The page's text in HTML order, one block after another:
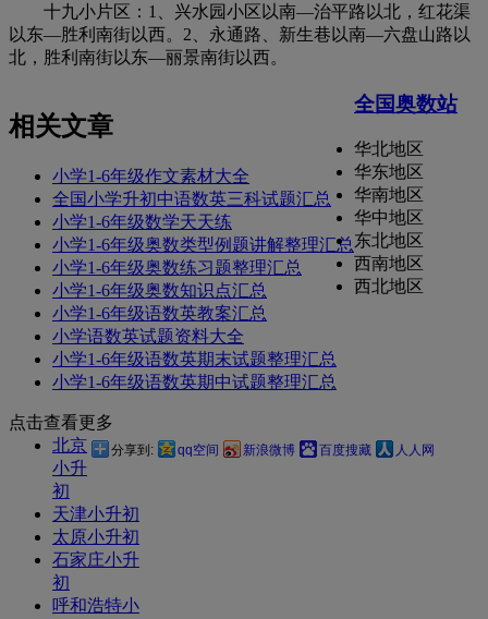
十九小片区：1、兴水园小区以南—治平路以北，红花渠
以东—胜利南街以西。2、永通路、新生巷以南—六盘山路以
北，胜利南街以东—丽景南街以西。
相关文章
小学1-6年级作文素材大全
全国小学升初中语数英三科试题汇总
小学1-6年级数学天天练
小学1-6年级奥数类型例题讲解整理汇总
小学1-6年级奥数练习题整理汇总
小学1-6年级奥数知识点汇总
小学1-6年级语数英教案汇总
小学语数英试题资料大全
小学1-6年级语数英期末试题整理汇总
小学1-6年级语数英期中试题整理汇总
点击查看更多
分享到: qq空间 新浪微博 百度搜藏 人人网
全国奥数站
华北地区
华东地区
华南地区
华中地区
东北地区
西南地区
西北地区
北京
小升
初
天津小升初
太原小升初
石家庄小升
初
呼和浩特小